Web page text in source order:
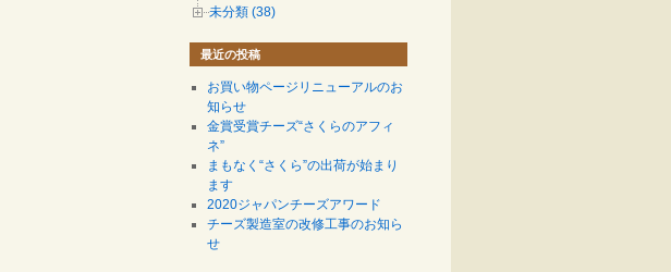
未分類 (38)
最近の投稿
お買い物ページリニューアルのお
知らせ
金賞受賞チーズ“さくらのアフィ
ネ”
まもなく“さくら”の出荷が始まり
ます
2020ジャパンチーズアワード
チーズ製造室の改修工事のお知ら
せ